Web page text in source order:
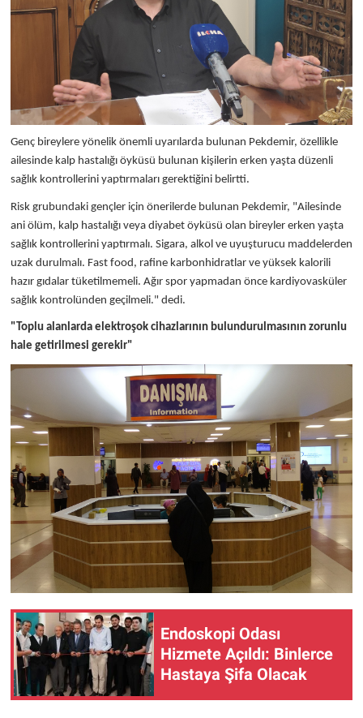
Genç bireylere yönelik önemli uyarılarda bulunan Pekdemir, özellikle
ailesinde kalp hastalığı öyküsü bulunan kişilerin erken yaşta düzenli
sağlık kontrollerini yaptırmaları gerektiğini belirtti.
Risk grubundaki gençler için önerilerde bulunan Pekdemir, "Ailesinde
ani ölüm, kalp hastalığı veya diyabet öyküsü olan bireyler erken yaşta
sağlık kontrollerini yaptırmalı. Sigara, alkol ve uyuşturucu maddelerden
uzak durulmalı. Fast food, rafine karbonhidratlar ve yüksek kalorili
hazır gıdalar tüketilmemeli. Ağır spor yapmadan önce kardiyovasküler
sağlık kontrolünden geçilmeli." dedi.
"Toplu alanlarda elektroşok cihazlarının bulundurulmasının zorunlu
hale getirilmesi gerekir"
Endoskopi Odası
Hizmete Açıldı: Binlerce
Hastaya Şifa Olacak